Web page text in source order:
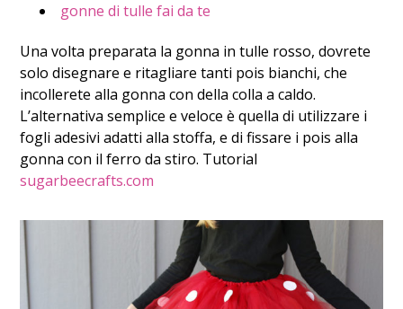
gonne di tulle fai da te
Una volta preparata la gonna in tulle rosso, dovrete
solo disegnare e ritagliare tanti pois bianchi, che
incollerete alla gonna con della colla a caldo.
L’alternativa semplice e veloce è quella di utilizzare i
fogli adesivi adatti alla stoffa, e di fissare i pois alla
gonna con il ferro da stiro. Tutorial
sugarbeecrafts.com